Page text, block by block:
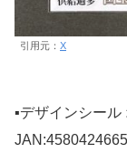
引用元： X
▪️デザインシー